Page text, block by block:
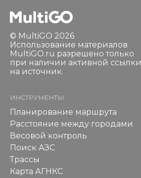
© MultiGO 2026
Использование материалов
MultiGO.ru разрешено только
при наличии активной ссылки
на источник.
ИНСТРУМЕНТЫ
Планирование маршрута
Расстояние между городами
Весовой контроль
Поиск АЗС
Трассы
Карта АГНКС